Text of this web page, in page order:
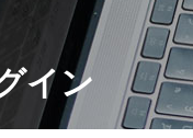
イン